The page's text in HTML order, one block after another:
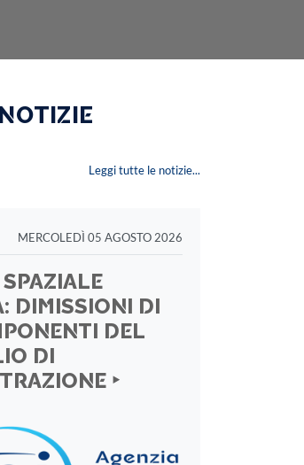
Leggi tutte le notizie...
MERCOLEDÌ 05 AGOSTO 2026
DIMISSIONI DI
DEL
DI
‣